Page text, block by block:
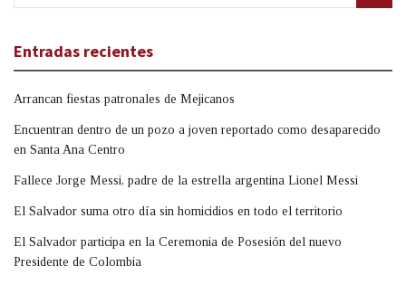
Entradas recientes
Arrancan fiestas patronales de Mejicanos
Encuentran dentro de un pozo a joven reportado como desaparecido
en Santa Ana Centro
Fallece Jorge Messi, padre de la estrella argentina Lionel Messi
El Salvador suma otro día sin homicidios en todo el territorio
El Salvador participa en la Ceremonia de Posesión del nuevo
Presidente de Colombia